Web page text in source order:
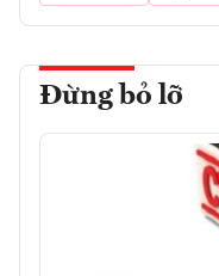
Đừng bỏ lỡ